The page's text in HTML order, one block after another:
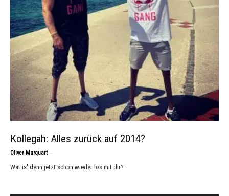
Kollegah: Alles zurück auf 2014?
Oliver Marquart -
Wat is' denn jetzt schon wieder los mit dir?